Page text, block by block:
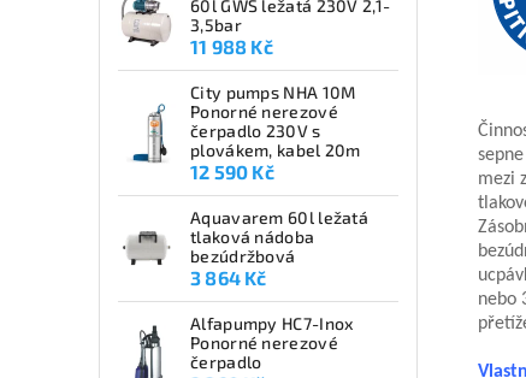
60l GWS ležatá 230V 2,1-
3,5bar
11 988 Kč
City pumps NHA 10M
Ponorné nerezové
čerpadlo 230V s
plovákem, kabel 20m
12 590 Kč
Aquavarem 60l ležatá
tlaková nádoba
bezúdržbová
3 864 Kč
Alfapumpy HC7-Inox
Ponorné nerezové
čerpadlo
mezi
nebo